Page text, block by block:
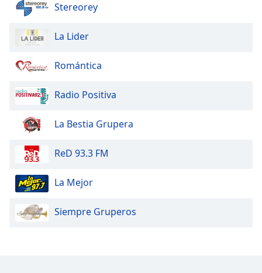
Stereorey
La Lider
Romántica
Radio Positiva
La Bestia Grupera
ReD 93.3 FM
La Mejor
Siempre Gruperos